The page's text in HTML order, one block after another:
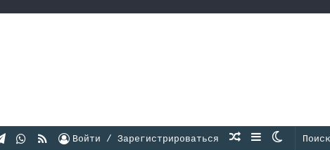
Switch
Sidebar
Случайная
Войти / Зарегистрироваться
RSS
WhatsApp
Telegram